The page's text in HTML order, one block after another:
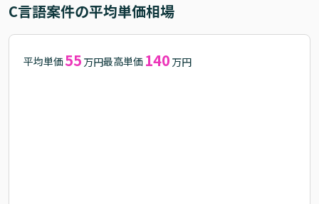
C言語案件の平均単価相場
平均単価55 万円最高単価 140 万円